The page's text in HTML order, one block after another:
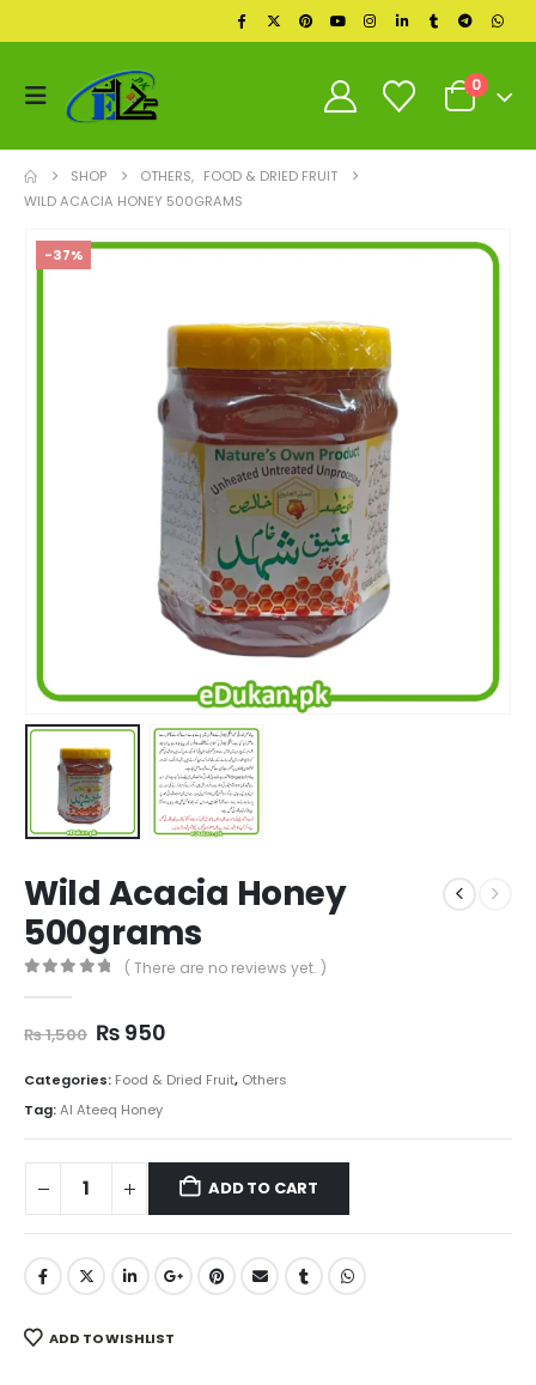
0
SHOP OTHERS, FOOD & DRIED FRUIT
WILD ACACIA HONEY 500GRAMS
-37%
Wild Acacia Honey
500grams
( There are no reviews yet. )
₨1,500 Original
was:
₨ 1,500.
₨ 950Current
is:
Categories: Food & Dried Fruit, Others
Tag:Al Ateeq Honey
ADD TO CART
ADD TO WISHLIST